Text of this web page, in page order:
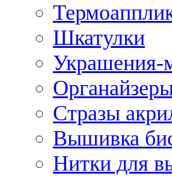
Шкатулки
Украшения-
Стразы
Вышивка
Нитки для